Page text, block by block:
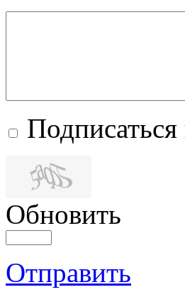
Обновить
Отправить